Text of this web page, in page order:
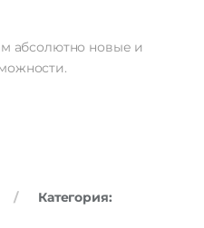
абсолютно новые и
Категория: